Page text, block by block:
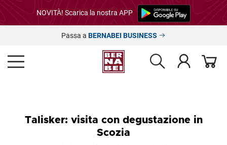
NOVITÀ! Scarica la nostra APP
Passa a BERNABEI BUSINESS
Talisker: visita con degustazione in
Scozia